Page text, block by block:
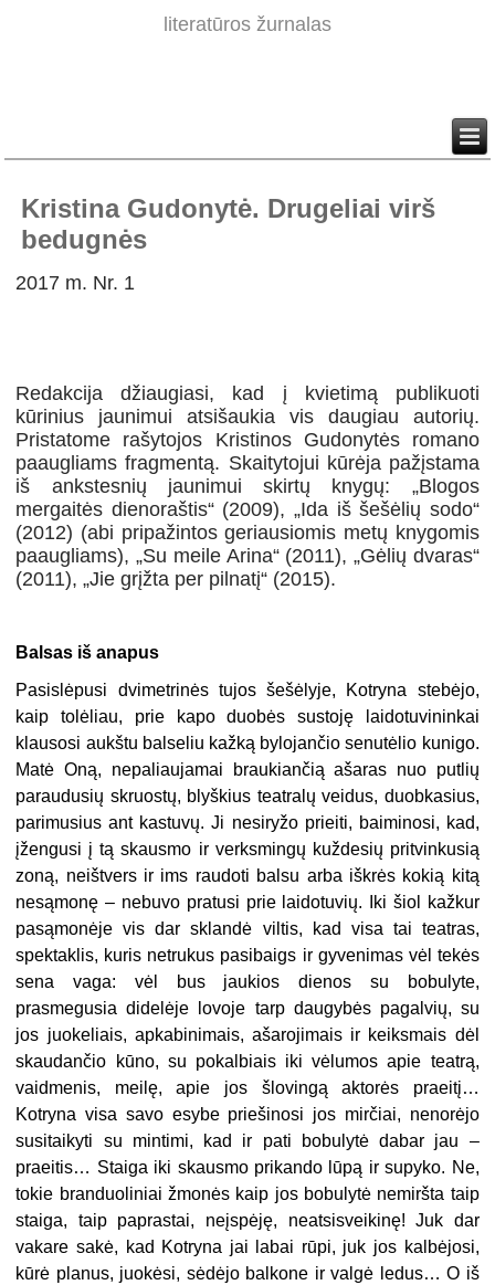
literatūros žurnalas
Kristina Gudonytė. Drugeliai virš
bedugnės
2017 m. Nr. 1
Redakcija džiaugiasi, kad į kvietimą publikuoti
kūrinius jaunimui atsišaukia vis daugiau autorių.
Pristatome rašytojos Kristinos Gudonytės romano
paaugliams fragmentą. Skaitytojui kūrėja pažįstama
iš ankstesnių jaunimui skirtų knygų: „Blogos
mergaitės dienoraštis“ (2009), „Ida iš šešėlių sodo“
(2012) (abi pripažintos geriausiomis metų knygomis
paaugliams), „Su meile Arina“ (2011), „Gėlių dvaras“
(2011), „Jie grįžta per pilnatį“ (2015).
Balsas iš anapus
Pasislėpusi dvimetrinės tujos šešėlyje, Kotryna stebėjo,
kaip tolėliau, prie kapo duobės sustoję laidotuvininkai
klausosi aukštu balseliu kažką bylojančio senutėlio kunigo.
Matė Oną, nepaliaujamai braukiančią ašaras nuo putlių
paraudusių skruostų, blyškius teatralų veidus, duobkasius,
parimusius ant kastuvų. Ji nesiryžo prieiti, baiminosi, kad,
įžengusi į tą skausmo ir verksmingų kuždesių pritvinkusią
zoną, neištvers ir ims raudoti balsu arba iškrės kokią kitą
nesąmonę – nebuvo pratusi prie laidotuvių. Iki šiol kažkur
pasąmonėje vis dar sklandė viltis, kad visa tai teatras,
spektaklis, kuris netrukus pasibaigs ir gyvenimas vėl tekės
sena vaga: vėl bus jaukios dienos su bobulyte,
prasmegusia didelėje lovoje tarp daugybės pagalvių, su
jos juokeliais, apkabinimais, ašarojimais ir keiksmais dėl
skaudančio kūno, su pokalbiais iki vėlumos apie teatrą,
vaidmenis, meilę, apie jos šlovingą aktorės praeitį…
Kotryna visa savo esybe priešinosi jos mirčiai, nenorėjo
susitaikyti su mintimi, kad ir pati bobulytė dabar jau –
praeitis… Staiga iki skausmo prikando lūpą ir supyko. Ne,
tokie branduoliniai žmonės kaip jos bobulytė nemiršta taip
staiga, taip paprastai, neįspėję, neatsisveikinę! Juk dar
vakare sakė, kad Kotryna jai labai rūpi, juk jos kalbėjosi,
kūrė planus, juokėsi, sėdėjo balkone ir valgė ledus… O iš